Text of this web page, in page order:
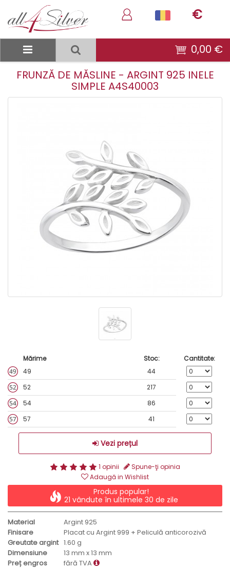
€
0,00 €
FRUNZĂ DE MĂSLINE - ARGINT 925 INELE
SIMPLE A4S40003
Mărime Stoc:
Cantitate:
49
44
52
217
54
86
57
41
Vezi prețul
1 opinii
Spune-ţi opinia
Adaugă in Wishlist
Produs popular!
21 vândute în ultimele 30 de zile
Material
Argint 925
Finisare
Placat cu Argint 999 + Peliculă anticorozivă
Greutate argint 1.60 g
Dimensiune
13 mm x 13 mm
Preț engros
fără TVA